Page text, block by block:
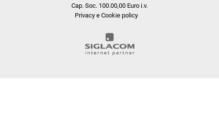
Cap. Soc. 100.00,00 Euro i.v.
Privacy e Cookie policy